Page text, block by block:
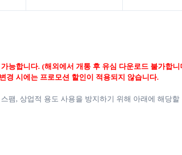
능합니다. (해외에서 개통 후 유심 다운로드 불가합니
경 시에는 프로모션 할인이 적용되지 않습니다.
스팸, 상업적 용도 사용을 방지하기 위해 아래에 해당